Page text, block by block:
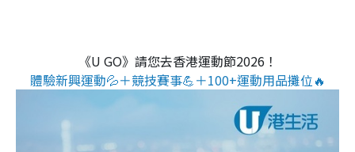
《U GO》請您去香港運動節2026！
體驗新興運動💦＋競技賽事💪＋100+運動用品攤位🔥